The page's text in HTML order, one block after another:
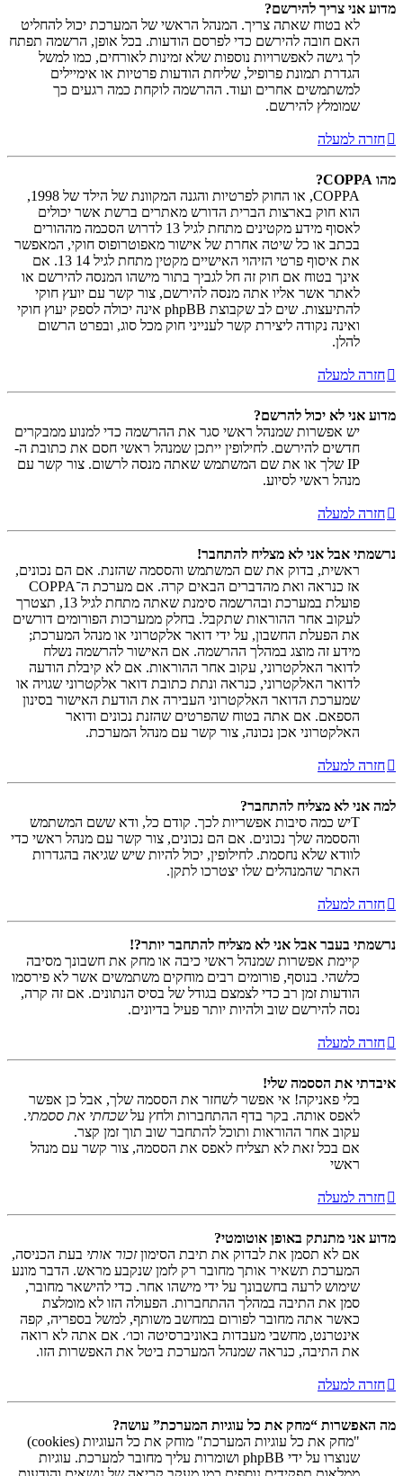
מדוע אני צריך להירשם?
לא בטוח שאתה צריך. המנהל הראשי של המערכת יכול להחליט
האם חובה להירשם כדי לפרסם הודעות. בכל אופן, הרשמה תפתח
לך גישה לאפשרויות נוספות שלא זמינות לאורחים, כמו למשל
הגדרת תמונת פרופיל, שליחת הודעות פרטיות או אימיילים
למשתמשים אחרים ועוד. ההרשמה לוקחת כמה רגעים כך
שמומלץ להירשם.
חזרה למעלה
מהו COPPA?
COPPA, או החוק לפרטיות והגנה המקוונת של הילד של 1998,
הוא חוק בארצות הברית הדורש מאתרים ברשת אשר יכולים
לאסוף מידע מקטינים מתחת לגיל 13 לדרוש הסכמה מההורים
בכתב או כל שיטה אחרת של אישור מאפוטרופוס חוקי, המאפשר
את איסוף פרטי הזיהוי האישיים מקטין מתחת לגיל 14 13. אם
אינך בטוח אם חוק זה חל לגביך בתור מישהו המנסה להירשם או
לאתר אשר אליו אתה מנסה להירשם, צור קשר עם יועץ חוקי
להתיעצות. שים לב שקבוצת phpBB אינה יכולה לספק יעוץ חוקי
ואינה נקודה ליצירת קשר לענייני חוק מכל סוג, ובפרט הרשום
להלן.
חזרה למעלה
מדוע אני לא יכול להרשם?
יש אפשרות שמנהל ראשי סגר את ההרשמה כדי למנוע ממבקרים
חדשים להירשם. לחילופין ייתכן שמנהל ראשי חסם את כתובת ה-
IP שלך או את שם המשתמש שאתה מנסה לרשום. צור קשר עם
מנהל ראשי לסיוע.
חזרה למעלה
נרשמתי אבל אני לא מצליח להתחבר!
ראשית, בדוק את שם המשתמש והססמה שהזנת. אם הם נכונים,
אז כנראה ואת מהדברים הבאים קרה. אם מערכת ה־COPPA
פועלת במערכת ובהרשמה סימנת שאתה מתחת לגיל 13, תצטרך
לעקוב אחר ההוראות שתקבל. בחלק ממערכות הפורומים דורשים
את הפעלת החשבון, על ידי דואר אלקטרוני או מנהל המערכת;
מידע זה מוצג במהלך ההרשמה. אם האישור להרשמה נשלח
לדואר האלקטרוני, עקוב אחר ההוראות. אם לא קיבלת הודעה
לדואר האלקטרוני, כנראה ונתת כתובת דואר אלקטרוני שגויה או
שמערכת הדואר האלקטרוני העבירה את הודעת האישור בסינון
הספאם. אם אתה בטוח שהפרטים שהזנת נכונים ודואר
האלקטרוני אכן נכונה, צור קשר עם מנהל המערכת.
חזרה למעלה
למה אני לא מצליח להתחבר?
Tיש כמה סיבות אפשריות לכך. קודם כל, ודא ששם המשתמש
והססמה שלך נכונים. אם הם נכונים, צור קשר עם מנהל ראשי כדי
לוודא שלא נחסמת. לחילופין, יכול להיות שיש שגיאה בהגדרות
האתר שהמנהלים שלו יצטרכו לתקן.
חזרה למעלה
נרשמתי בעבר אבל אני לא מצליח להתחבר יותר?!
קיימת אפשרות שמנהל ראשי כיבה או מחק את חשבונך מסיבה
כלשהי. בנוסף, פורומים רבים מוחקים משתמשים אשר לא פירסמו
הודעות זמן רב כדי לצמצם בגודל של בסיס הנתונים. אם זה קרה,
נסה להירשם שוב ולהיות יותר פעיל בדיונים.
חזרה למעלה
איבדתי את הססמה שלי!
בלי פאניקה! אי אפשר לשחזר את הססמה שלך, אבל כן אפשר
לאפס אותה. בקר בדף ההתחברות ולחץ עלשכחתי את ססמתי.
עקוב אחר ההוראות ותוכל להתחבר שוב תוך זמן קצר.
אם בכל זאת לא תצליח לאפס את הססמה, צור קשר עם מנהל
ראשי
חזרה למעלה
מדוע אני מתנתק באופן אוטומטי?
אם לא תסמן את לבדוק את תיבת הסימוןזכור אותי בעת הכניסה,
המערכת תשאיר אותך מחובר רק לזמן שנקבע מראש. הדבר מונע
שימוש לרעה בחשבונך על ידי מישהו אחר. כדי להישאר מחובר,
סמן את התיבה במהלך ההתחברות. הפעולה הזו לא מומלצת
כאשר אתה מחובר לפורום במחשב משותף, למשל בספריה, קפה
אינטרנט, מחשבי מעבדות באוניברסיטה וכו׳. אם אתה לא רואה
את התיבה, כנראה שמנהל המערכת ביטל את האפשרות הזו.
חזרה למעלה
מה האפשרות “מחק את כל עוגיות המערכת” עושה?
"מחק את כל עוגיות המערכת" מוחק את כל העוגיות (cookies)
שנוצרו על ידי phpBB ושומרות עליך מחובר למערכת. עוגיות